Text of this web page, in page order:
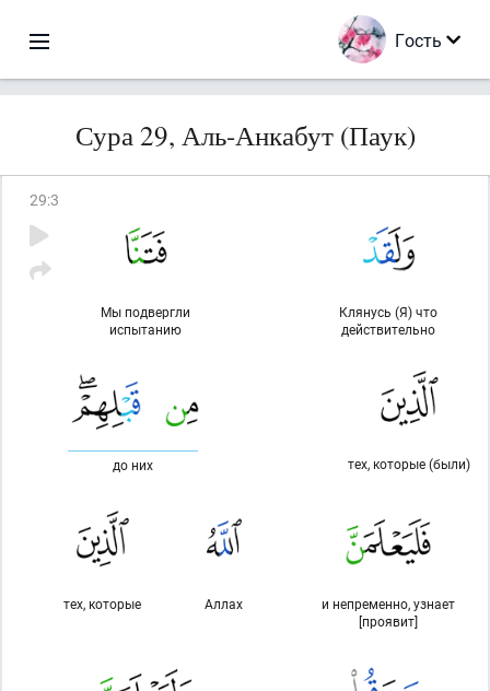
Гость
Сура 29, Аль-Анкабут (Паук)
29:3
Клянусь (Я) что
действительно
Мы подвергли
испытанию
тех, которые (были)
до них
и непременно, узнает
[проявит]
Аллах
тех, которые